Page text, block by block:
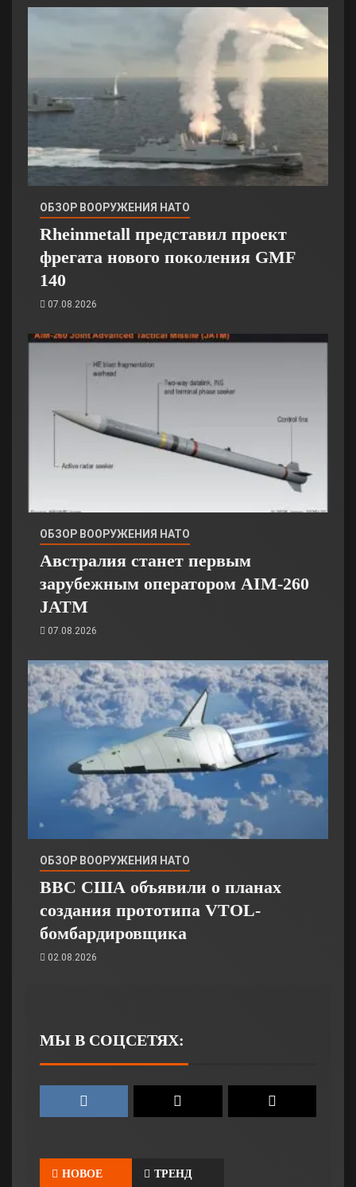
ОБЗОР ВООРУЖЕНИЯ НАТО
Rheinmetall представил проект
фрегата нового поколения GMF
140
07.08.2026
ОБЗОР ВООРУЖЕНИЯ НАТО
Австралия станет первым
зарубежным оператором AIM-260
JATM
07.08.2026
ОБЗОР ВООРУЖЕНИЯ НАТО
ВВС США объявили о планах
создания прототипа VTOL-
бомбардировщика
02.08.2026
МЫ В СОЦСЕТЯХ:
НОВОЕ ТРЕНД